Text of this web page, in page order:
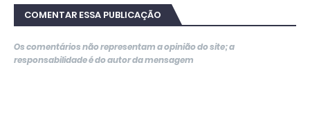
COMENTAR ESSA PUBLICAÇÃO
Os comentários não representam a opinião do site; a
responsabilidade é do autor da mensagem